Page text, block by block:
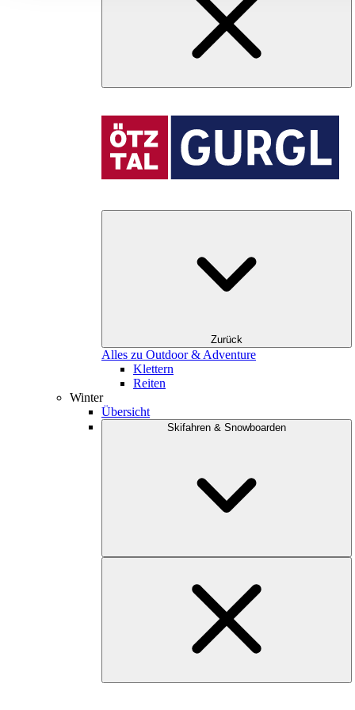
Zurück
Alles zu Outdoor & Adventure
Klettern
Reiten
Winter
Übersicht
Skifahren & Snowboarden